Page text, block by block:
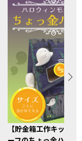
【貯金箱工作キット